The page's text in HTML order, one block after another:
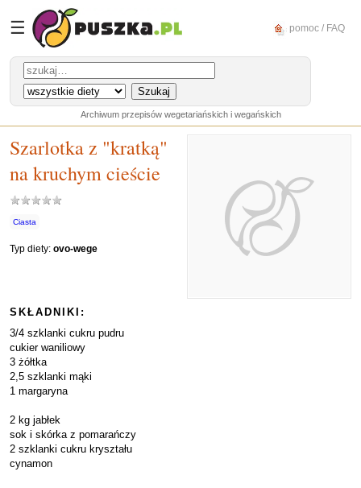
☰ pomoc / FAQ
Archiwum przepisów wegetariańskich i wegańskich
Szarlotka z "kratką"
na kruchym cieście
Ciasta
Typ diety: ovo-wege
SKŁADNIKI:
3/4 szklanki cukru pudru
cukier waniliowy
3 żółtka
2,5 szklanki mąki
1 margaryna
2 kg jabłek
sok i skórka z pomarańczy
2 szklanki cukru kryształu
cynamon